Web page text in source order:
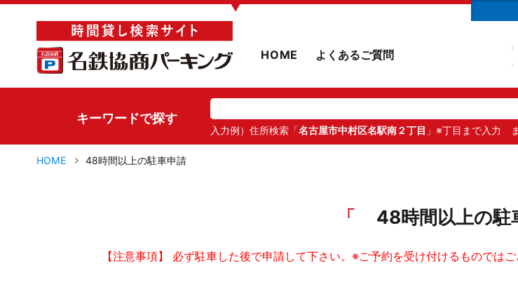
▼
HOME よくあるご質問
キーワードで探す
入力例）住所検索「名古屋市中村区名駅南２丁目 」※丁目まで入力
HOME 48時間以上の駐車申請
48時間以上の駐
【注意事項】 必ず駐車した後で申請して下さい。※ご予約を受け付けるものではご